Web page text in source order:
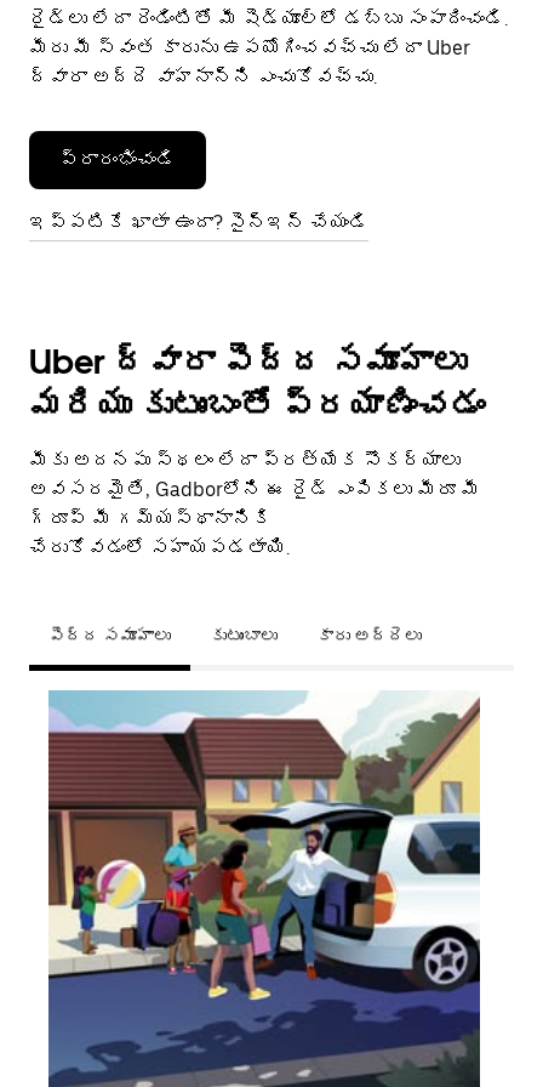
రైడ్‌లు లేదా రెండింటితో మీ షెడ్యూల్‌లో డబ్బు సంపాదించండి.
మీరు మీ స్వంత కారును ఉపయోగించవచ్చు లేదా Uber
ద్వారా అద్దె వాహనాన్ని ఎంచుకోవచ్చు.
ప్రారంభించండి
ఇప్పటికే ఖాతా ఉందా? సైన్ఇన్ చేయండి
Uber ద్వారా పెద్ద సమూహాలు
మరియు కుటుంబంతో ప్రయాణించడం
మీకు అదనపు స్థలం లేదా ప్రత్యేక సౌకర్యాలు
అవసరమైతే, Gadborలోని ఈ రైడ్ ఎంపికలు మీరూ మీ
గ్రూప్ మీ గమ్యస్థానానికి
చేరుకోవడంలో సహాయపడతాయి.
పెద్ద సమూహాలు కుటుంబాలు కారు అద్దెలు